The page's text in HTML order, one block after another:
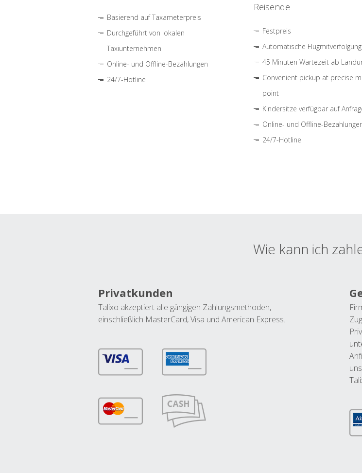
Basierend auf Taxameterpreis
Durchgeführt von lokalen
Taxiunternehmen
Online- und Offline-Bezahlungen
24/7-Hotline
Reisende
Festpreis
Automatische Flugmitverfolgung
45 Minuten Wartezeit ab
Convenient pickup at precise
point
Kindersitze verfügbar auf
Online- und Offline-
24/7-Hotline
Wie kann ich
Privatkunden
Talixo akzeptiert alle gängigen Zahlungsmethoden,
einschließlich MasterCard, Visa und American Express.